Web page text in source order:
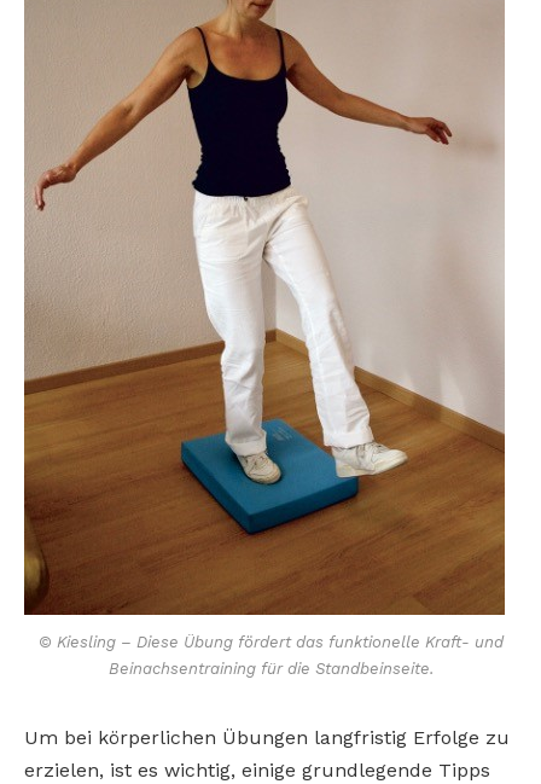
© Kiesling – Diese Übung fördert das funktionelle Kraft- und
Beinachsentraining für die Standbeinseite.
Um bei körperlichen Übungen langfristig Erfolge zu
erzielen, ist es wichtig, einige grundlegende Tipps